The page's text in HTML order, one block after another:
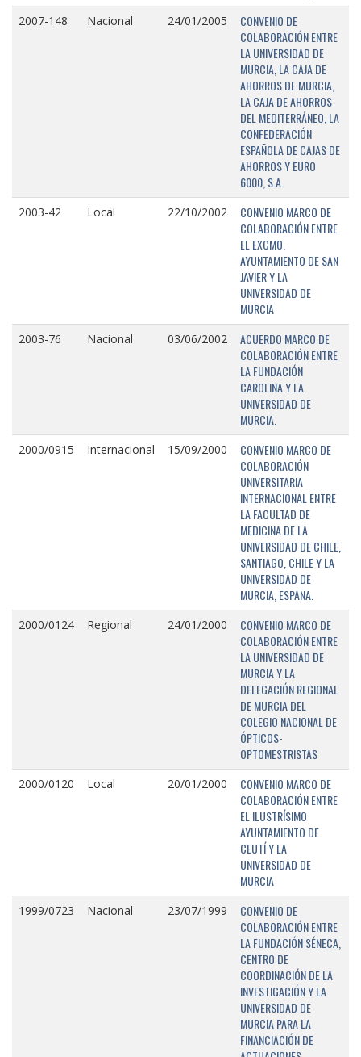
2007-148 Nacional 24/01/2005
CONVENIO DE
COLABORACIÓN ENTRE
LA UNIVERSIDAD DE
MURCIA, LA CAJA DE
AHORROS DE MURCIA,
LA CAJA DE AHORROS
DEL MEDITERRÁNEO, LA
CONFEDERACIÓN
ESPAÑOLA DE CAJAS DE
AHORROS Y EURO
6000, S.A.
2003-42 Local 22/10/2002
CONVENIO MARCO DE
COLABORACIÓN ENTRE
EL EXCMO.
AYUNTAMIENTO DE SAN
JAVIER Y LA
UNIVERSIDAD DE
MURCIA
2003-76 Nacional 03/06/2002
ACUERDO MARCO DE
COLABORACIÓN ENTRE
LA FUNDACIÓN
CAROLINA Y LA
UNIVERSIDAD DE
MURCIA.
2000/0915 Internacional 15/09/2000
CONVENIO MARCO DE
COLABORACIÓN
UNIVERSITARIA
INTERNACIONAL ENTRE
LA FACULTAD DE
MEDICINA DE LA
UNIVERSIDAD DE CHILE,
SANTIAGO, CHILE Y LA
UNIVERSIDAD DE
MURCIA, ESPAÑA.
2000/0124 Regional 24/01/2000
CONVENIO MARCO DE
COLABORACIÓN ENTRE
LA UNIVERSIDAD DE
MURCIA Y LA
DELEGACIÓN REGIONAL
DE MURCIA DEL
COLEGIO NACIONAL DE
ÓPTICOS-
OPTOMESTRISTAS
2000/0120 Local 20/01/2000
CONVENIO MARCO DE
COLABORACIÓN ENTRE
EL ILUSTRÍSIMO
AYUNTAMIENTO DE
CEUTÍ Y LA
UNIVERSIDAD DE
MURCIA
1999/0723 Nacional 23/07/1999
CONVENIO DE
COLABORACIÓN ENTRE
LA FUNDACIÓN SÉNECA,
CENTRO DE
COORDINACIÓN DE LA
INVESTIGACIÓN Y LA
UNIVERSIDAD DE
MURCIA PARA LA
FINANCIACIÓN DE